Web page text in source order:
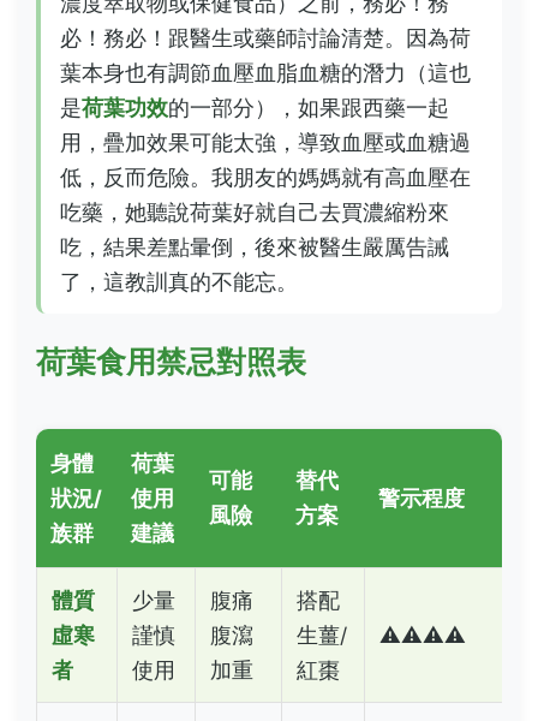
必！務必！跟醫生或藥師討論清楚。因為荷
葉本身也有調節血壓血脂血糖的潛力（這也
是荷葉功效的一部分），如果跟西藥一起
用，疊加效果可能太強，導致血壓或血糖過
低，反而危險。我朋友的媽媽就有高血壓在
吃藥，她聽說荷葉好就自己去買濃縮粉來
吃，結果差點暈倒，後來被醫生嚴厲告誡
了，這教訓真的不能忘。
荷葉食用禁忌對照表
身體
狀況/
族群
荷葉
使用
建議
可能
風險
替代
方案
警示程度
體質
虛寒
者
少量
謹慎
使用
腹痛
腹瀉
加重
搭配
生薑/
紅棗
⚠️⚠️⚠️⚠️